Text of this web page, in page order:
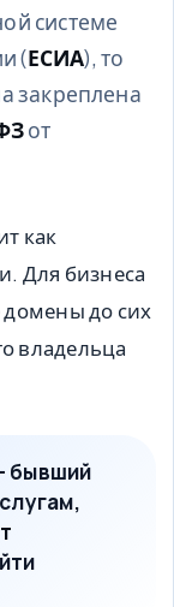
системе
(ЕСИА), то
закреплена
от
как
Для бизнеса
домены до сих
владельца
бывший